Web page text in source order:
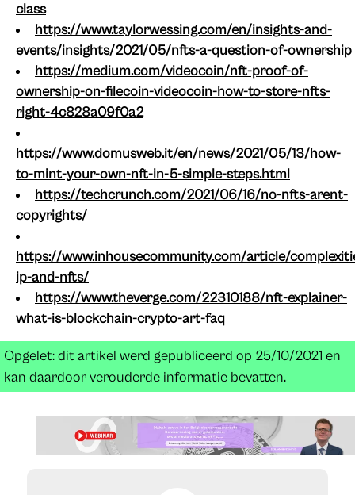
class
https://www.taylorwessing.com/en/insights-and-
events/insights/2021/05/nfts-a-question-of-ownership
https://medium.com/videocoin/nft-proof-of-
ownership-on-filecoin-videocoin-how-to-store-nfts-
right-4c828a09f0a2
https://www.domusweb.it/en/news/2021/05/13/how-
to-mint-your-own-nft-in-5-simple-steps.html
https://techcrunch.com/2021/06/16/no-nfts-arent-
copyrights/
https://www.inhousecommunity.com/article/
ip-and-nfts/
https://www.theverge.com/22310188/nft-explainer-
what-is-blockchain-crypto-art-faq
Opgelet: dit artikel werd gepubliceerd op 25/10/2021 en
kan daardoor verouderde informatie bevatten.